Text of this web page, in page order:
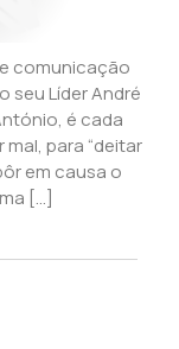
comunicação
seu Líder André
é cada
para “deitar
em causa o
[…]